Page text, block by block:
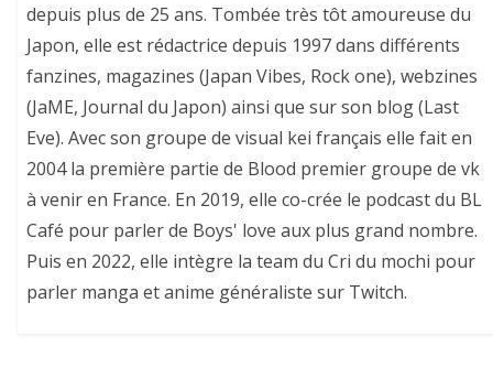
depuis plus de 25 ans. Tombée très tôt amoureuse du
Japon, elle est rédactrice depuis 1997 dans différents
fanzines, magazines (Japan Vibes, Rock one), webzines
(JaME, Journal du Japon) ainsi que sur son blog (Last
Eve). Avec son groupe de visual kei français elle fait en
2004 la première partie de Blood premier groupe de vk
à venir en France. En 2019, elle co-crée le podcast du BL
Café pour parler de Boys' love aux plus grand nombre.
Puis en 2022, elle intègre la team du Cri du mochi pour
parler manga et anime généraliste sur Twitch.